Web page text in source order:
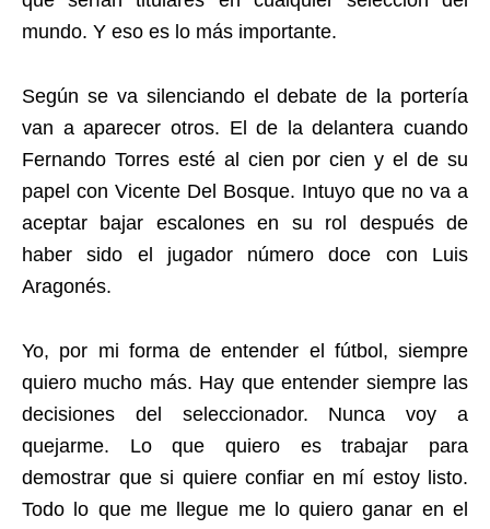
mundo. Y eso es lo más importante.
Según se va silenciando el debate de la portería
van a aparecer otros. El de la delantera cuando
Fernando Torres esté al cien por cien y el de su
papel con Vicente Del Bosque. Intuyo que no va a
aceptar bajar escalones en su rol después de
haber sido el jugador número doce con Luis
Aragonés.
Yo, por mi forma de entender el fútbol, siempre
quiero mucho más. Hay que entender siempre las
decisiones del seleccionador. Nunca voy a
quejarme. Lo que quiero es trabajar para
demostrar que si quiere confiar en mí estoy listo.
Todo lo que me llegue me lo quiero ganar en el